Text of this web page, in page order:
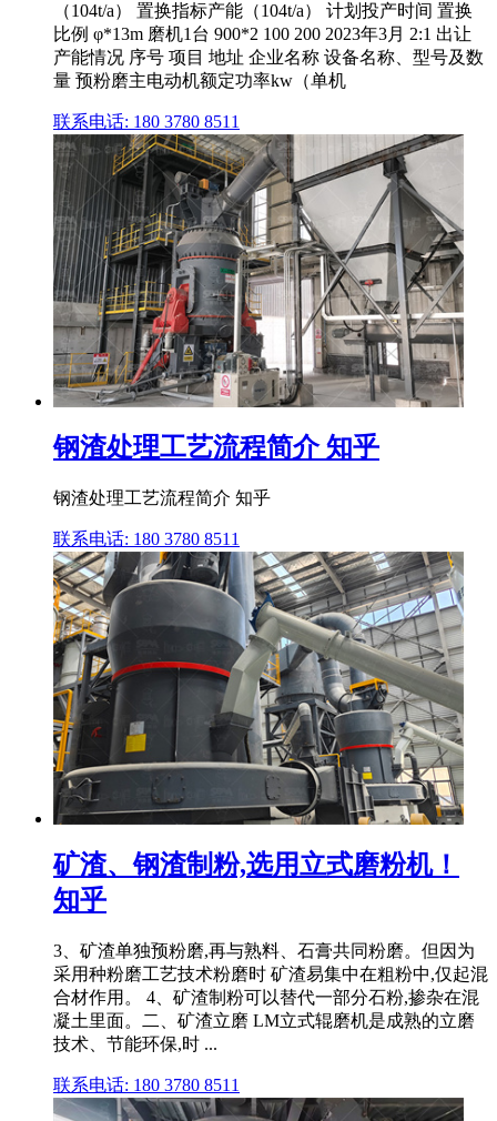
（104t/a） 置换指标产能（104t/a） 计划投产时间 置换
比例 φ*13m 磨机1台 900*2 100 200 2023年3月 2:1 出让
产能情况 序号 项目 地址 企业名称 设备名称、型号及数
量 预粉磨主电动机额定功率kw（单机
联系电话: 180 3780 8511
钢渣处理工艺流程简介 知乎
钢渣处理工艺流程简介 知乎
联系电话: 180 3780 8511
矿渣、钢渣制粉,选用立式磨粉机！
知乎
3、矿渣单独预粉磨,再与熟料、石膏共同粉磨。但因为
采用种粉磨工艺技术粉磨时 矿渣易集中在粗粉中,仅起混
合材作用。 4、矿渣制粉可以替代一部分石粉,掺杂在混
凝土里面。二、矿渣立磨 LM立式辊磨机是成熟的立磨
技术、节能环保,时 ...
联系电话: 180 3780 8511